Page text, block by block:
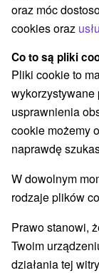
Wszystkie
Chaty na
Wybierz
WSZYSTKO
oraz móc
cookies oraz
Co to są pliki
Pliki cookie to
wykorzystywane
usprawnienia
cookie możemy
naprawdę
W dowolnym
rodzaje plików
Prawo stanowi,
Twoim
działania tej